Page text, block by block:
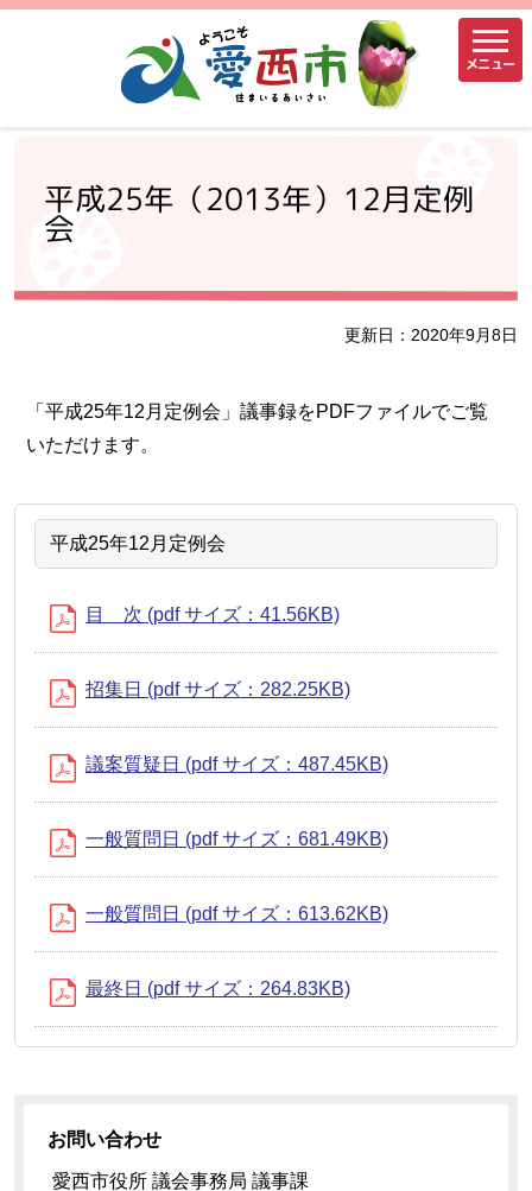
メニュー
平成25年（2013年）12月定例
会
更新日：2020年9月8日
「平成25年12月定例会」議事録をPDFファイルでご覧
いただけます。
平成25年12月定例会
目 次 (pdf サイズ：41.56KB)
招集日 (pdf サイズ：282.25KB)
議案質疑日 (pdf サイズ：487.45KB)
一般質問日 (pdf サイズ：681.49KB)
一般質問日 (pdf サイズ：613.62KB)
最終日 (pdf サイズ：264.83KB)
お問い合わせ
愛西市役所 議会事務局 議事課